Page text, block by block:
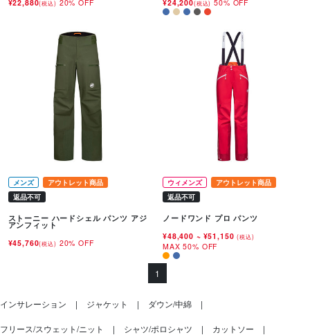
¥22,880(税込) 20% OFF ¥24,200(税込) 50% OFF
メンズ
アウトレット商品
返品不可
ストーニー ハードシェル パンツ アジ
アンフィット
¥45,760(税込) 20% OFF
ウィメンズ
アウトレット商品
返品不可
ノードワンド プロ パンツ
¥48,400 ~ ¥51,150(税込)
MAX 50% OFF
1
インサレーション ジャケット ダウン/中綿
フリース/スウェット/ニット シャツ/ポロシャツ カットソー